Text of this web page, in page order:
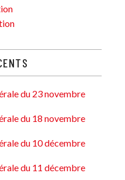
du 23 novembre
du 18 novembre
du 10 décembre
du 11 décembre